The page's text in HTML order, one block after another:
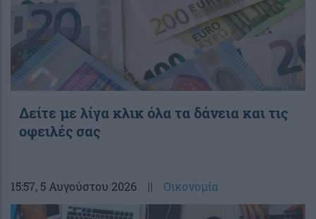
Δείτε με λίγα κλικ όλα τα δάνεια και τις
οφειλές σας
15:57, 5 Αυγούστου 2026 || Οικονομία